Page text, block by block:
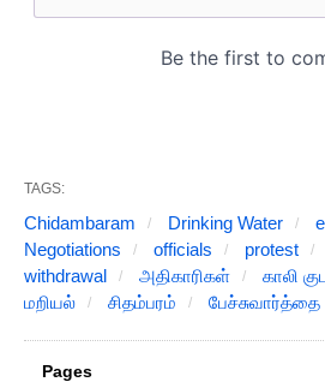
TAGS:
Chidambaram Drinking Water
Negotiations
officials protest
withdrawal
அதிகாரிகள் காலி
மறியல்
சிதம்பரம் பேச்சுவார்த்தை
Pages